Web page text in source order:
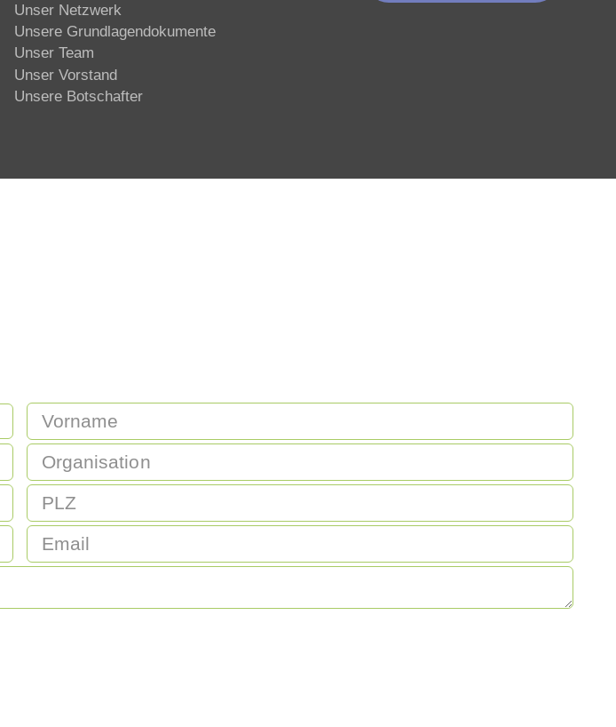
Unser Netzwerk
Unsere Grundlagendokumente
Unser Team
Unser Vorstand
Unsere Botschafter